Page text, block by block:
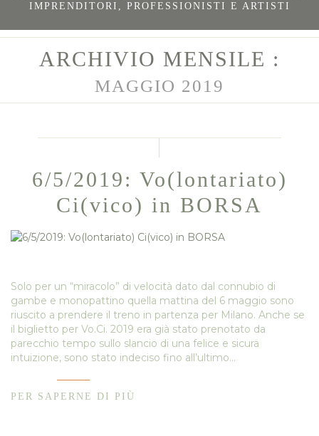
IMPRENDITORI, PROFESSIONISTI E ARTISTI
ARCHIVIO MENSILE :
MAGGIO 2019
6/5/2019: Vo(lontariato)
Ci(vico) in BORSA
Solo per un “miracolo” di velocità dato dal connubio di
gambe e monopattino quella mattina del 6 maggio sono
riuscito a prendere il treno in partenza per Milano. Anche se
il biglietto per Vo.Ci. 2019 era già stato prenotato da
parecchio tempo sullo slancio di una felice e sicura
intuizione, sono stato indeciso fino all’ultimo…
PER SAPERNE DI PIÙ